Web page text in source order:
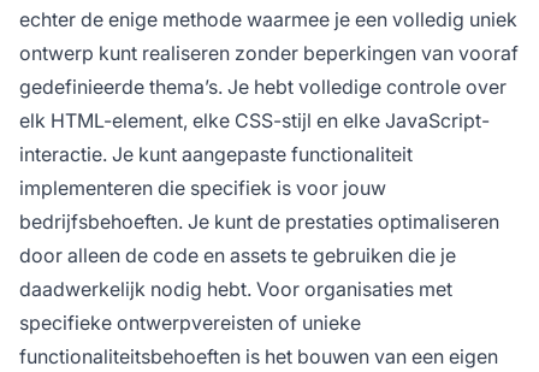
echter de enige methode waarmee je een volledig uniek
ontwerp kunt realiseren zonder beperkingen van vooraf
gedefinieerde thema’s. Je hebt volledige controle over
elk HTML-element, elke CSS-stijl en elke JavaScript-
interactie. Je kunt aangepaste functionaliteit
implementeren die specifiek is voor jouw
bedrijfsbehoeften. Je kunt de prestaties optimaliseren
door alleen de code en assets te gebruiken die je
daadwerkelijk nodig hebt. Voor organisaties met
specifieke ontwerpvereisten of unieke
functionaliteitsbehoeften is het bouwen van een eigen